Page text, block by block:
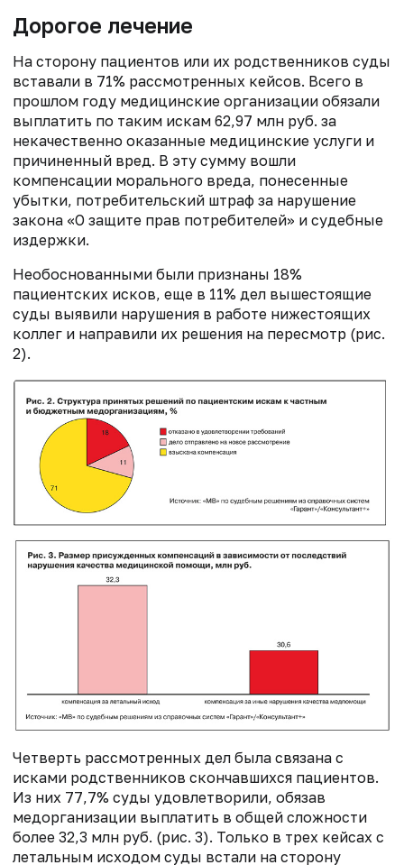
Дорогое лечение
На сторону пациентов или их родственников суды
вставали в 71% рассмотренных кейсов. Всего в
прошлом году медицинские организации обязали
выплатить по таким искам 62,97 млн руб. за
некачественно оказанные медицинские услуги и
причиненный вред. В эту сумму вошли
компенсации морального вреда, понесенные
убытки, потребительский штраф за нарушение
закона «О защите прав потребителей» и судебные
издержки.
Необоснованными были признаны 18%
пациентских исков, еще в 11% дел вышестоящие
суды выявили нарушения в работе нижестоящих
коллег и направили их решения на пересмотр (рис.
2).
Четверть рассмотренных дел была связана с
исками родственников скончавшихся пациентов.
Из них 77,7% суды удовлетворили, обязав
медорганизации выплатить в общей сложности
более 32,3 млн руб. (рис. 3). Только в трех кейсах с
летальным исходом суды встали на сторону